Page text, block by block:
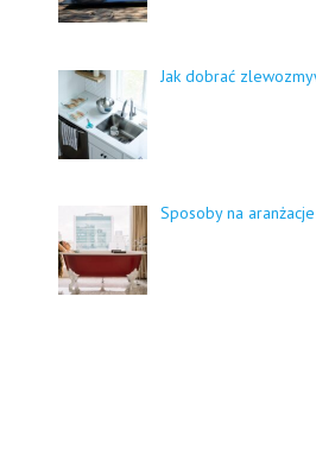
Jak dobrać
Sposoby na